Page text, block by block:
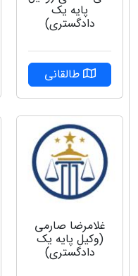
پایه یک
دادگستری)
طالقانی
غلامرضا صارمی
(وکیل پایه یک
دادگستری)